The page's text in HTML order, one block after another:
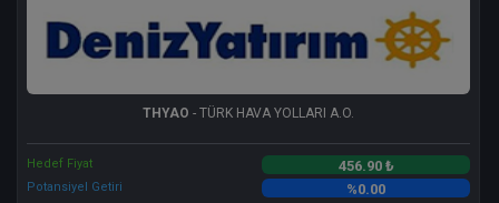
THYAO - TÜRK HAVA YOLLARI A.O.
Hedef Fiyat 456.90 ₺
Potansiyel Getiri %0.00